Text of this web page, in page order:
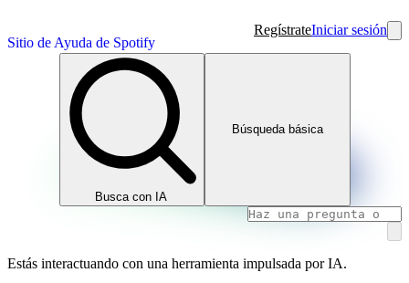
Sitio de Ayuda de Spotify
RegístrateIniciar sesión
Busca con IA
Búsqueda básica
Estás interactuando con una herramienta impulsada por IA.